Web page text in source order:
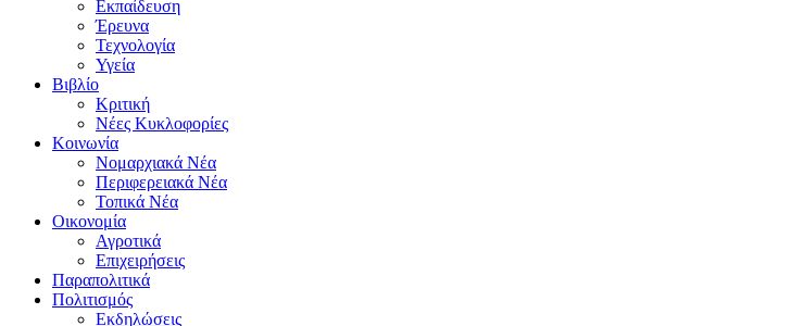
Εκπαίδευση
Έρευνα
Τεχνολογία
Υγεία
Βιβλίο
Κριτική
Νέες Κυκλοφορίες
Κοινωνία
Νομαρχιακά Νέα
Περιφερειακά Νέα
Τοπικά Νέα
Οικονομία
Αγροτικά
Επιχειρήσεις
Παραπολιτικά
Πολιτισμός
Εκδηλώσεις